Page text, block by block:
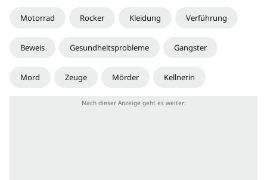
Motorrad Rocker Kleidung Verführung
Beweis Gesundheitsprobleme Gangster
Mord Zeuge Mörder Kellnerin